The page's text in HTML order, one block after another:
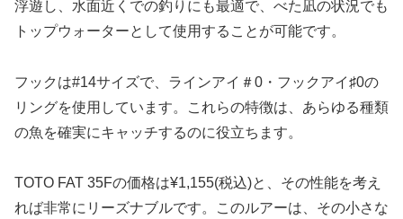
浮遊し、水面近くでの釣りにも最適で、べた凪の状況でも
トップウォーターとして使用することが可能です。
フックは#14サイズで、ラインアイ＃0・フックアイ♯0の
リングを使用しています。これらの特徴は、あらゆる種類
の魚を確実にキャッチするのに役立ちます。
TOTO FAT 35Fの価格は¥1,155(税込)と、その性能を考え
れば非常にリーズナブルです。このルアーは、その小さな